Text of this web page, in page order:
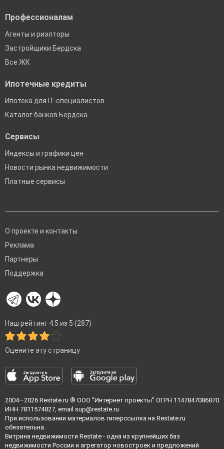
Профессионалам
Агенты и риэлторы
Застройщики Бердска
Все ЖК
Ипотечные кредиты
Ипотека для IT-специалистов
Каталог банков Бердска
Сервисы
Индексы и графики цен
Новости рынка недвижимости
Платные сервисы
О проекте и контакты
Реклама
Партнеры
Поддержка
Наш рейтинг 4.5 из 5 (287)
Оцените эту страницу
2004—2026 Restate.ru ® ООО "Интернет проекты" ОГРН 1147847086870
ИНН 7811574827, email sup@restate.ru
При использовании материалов гиперссылка на Restate.ru
обязательна.
Витрина недвижимости Restate - одна из крупнейших баз
недвижимости России и агрегатор новостроек и предложений